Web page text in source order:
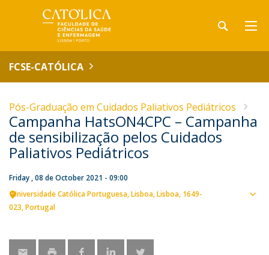
FCSE-CATÓLICA
Pós-Graduação em Cuidados Paliativos Pediátricos
Campanha HatsON4CPC – Campanha
de sensibilização pelos Cuidados
Paliativos Pediátricos
Friday , 08 de October 2021 - 09:00
Universidade Católica Portuguesa Lisboa Lisboa 1649-
023 Portugal